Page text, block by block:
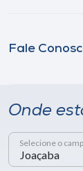
Fale
Onde
Selecione o